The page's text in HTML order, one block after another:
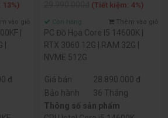
vào giỏ
|
đ
(Tiết kiệm: 4%)
Còn hàng Thêm vào giỏ
PC Đồ Họa Core I5 14600K |
RTX 3060 12G | RAM 32G |
NVME 512G
Giá bán
28.890.000 đ
Bảo hành
36 Tháng
Thông số sản phẩm